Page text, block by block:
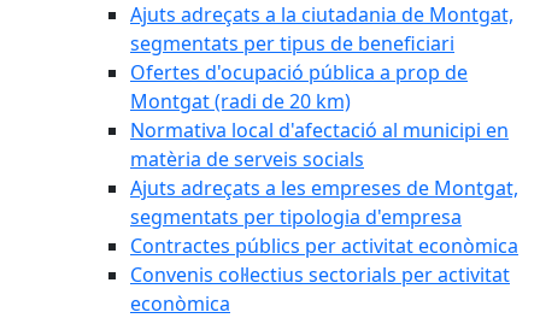
Ajuts adreçats a la ciutadania de Montgat,
segmentats per tipus de beneficiari
Ofertes d'ocupació pública a prop de
Montgat (radi de 20 km)
Normativa local d'afectació al municipi en
matèria de serveis socials
Ajuts adreçats a les empreses de Montgat,
segmentats per tipologia d'empresa
Contractes públics per activitat econòmica
Convenis col·lectius sectorials per activitat
econòmica